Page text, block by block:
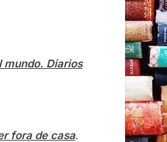
mundo. Diarios
fora de casa.